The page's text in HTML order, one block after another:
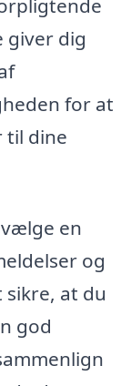
giver dig
for at
til dine
en
og
at du
god